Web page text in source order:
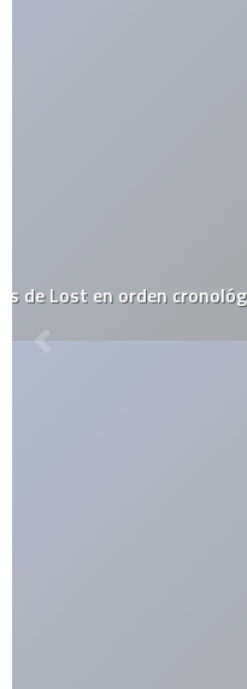
La revolución de los